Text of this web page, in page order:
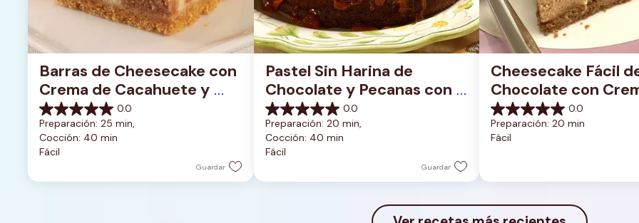
Barras de Cheesecake con
Crema de Cacahuete y
Chocolate 0.0
0.0
de
5
estrellas.
Preparación: 25 min,
Cocción: 40 min
Fácil
Guardar
Pastel Sin Harina de
Chocolate y Pecanas con
Glaseado de Albaricoque
0.0
0.0
de
5
estrellas.
Preparación: 20 min,
Cocción: 40 min
Fácil
Guardar
Cheesecake Fácil
Chocolate con
Cacahuate0.0
0.0
de
5
Preparación: 20 min
Fácil